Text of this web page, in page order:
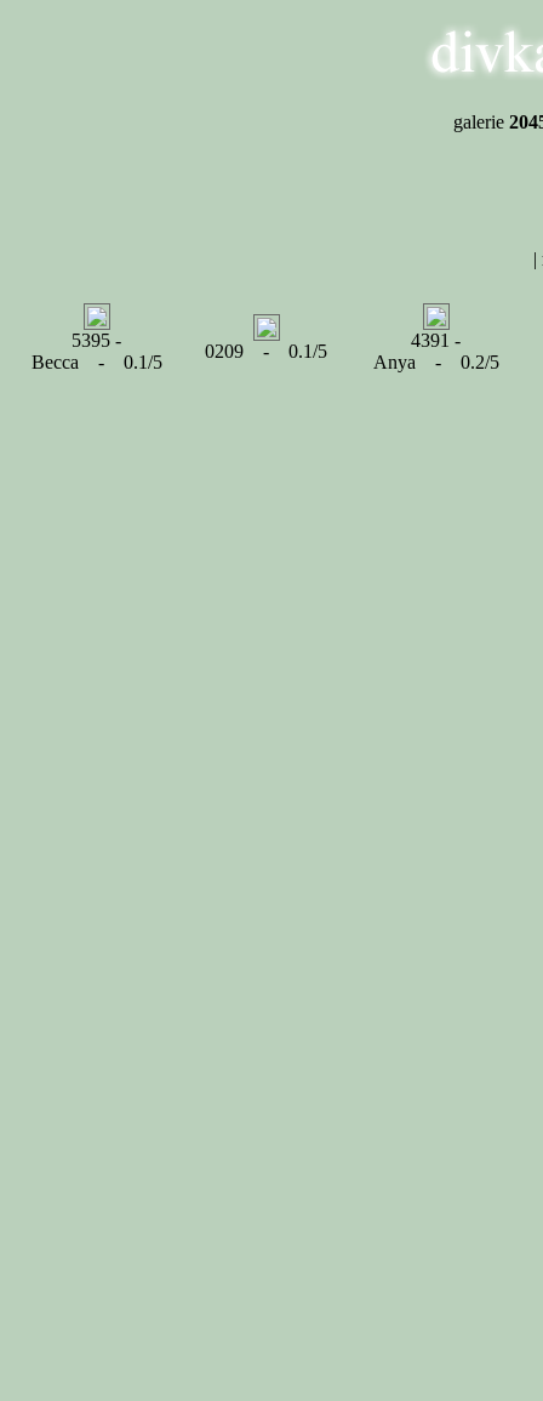
galerie
|
5395 -
Becca - 0.1/5
0209 - 0.1/5
4391 -
Anya - 0.2/5